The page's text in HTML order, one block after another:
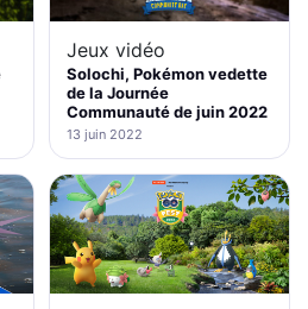
Jeux vidéo
Solochi, Pokémon vedette
de la Journée
Communauté de juin 2022
13 juin 2022